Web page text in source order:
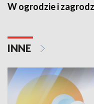
W ogrodzie i
INNE